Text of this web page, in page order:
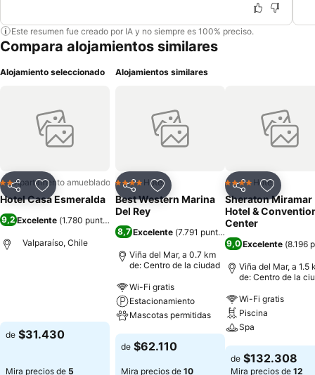
Este resumen fue creado por IA y no siempre es 100% preciso.
Compara alojamientos similares
Alojamiento seleccionado
CompartirAgregar a favoritos
2 Estrellas
Apartamento amueblado
Hotel Casa Esmeralda
9,2Excelente (1.780 puntuaciones
Valparaíso, Chile
de $31.430
Mira precios de 5
Alojamientos similares
CompartirAgregar a favoritos
4 EstrellasHotel
Best Western Marina
Del Rey
8,7 Excelente (7.791 puntuaciones
Viña del Mar, a 0.7 km
de: Centro de la ciudad
Wi-Fi gratis
Estacionamiento
Mascotas permitidas
Ver precios
de $62.110
Mira precios de 10
CompartirAgregar
4 EstrellasHotel
Sheraton Miramar
Hotel &
Center
9,0 Excelente (8.196
Viña del Mar, a 1.5
de: Centro de la
Wi-Fi gratis
Piscina
Spa
Ver precios
de $132.308
Mira precios de 12